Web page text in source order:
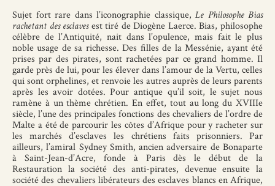
Sujet fort rare dans l’iconographie classique, Le Philosophe Bias
rachetant des esclavesest tiré de Diogène Laerce. Bias, philosophe
célèbre de l’Antiquité, nait dans l’opulence, mais fait le plus
noble usage de sa richesse. Des filles de la Messénie, ayant été
prises par des pirates, sont rachetées par ce grand homme. Il
garde près de lui, pour les élever dans l’amour de la Vertu, celles
qui sont orphelines, et renvoie les autres auprès de leurs parents
après les avoir dotées. Pour antique qu’il soit, le sujet nous
ramène à un thème chrétien. En effet, tout au long du XVIIIe
siècle, l’une des principales fonctions des chevaliers de l’ordre de
Malte a été de parcourir les côtes d’Afrique pour y racheter sur
les marchés d’esclaves les chrétiens faits prisonniers. Par
ailleurs, l’amiral Sydney Smith, ancien adversaire de Bonaparte
à Saint-Jean-d’Acre, fonde à Paris dès le début de la
Restauration la société des anti-pirates, devenue ensuite la
société des chevaliers libérateurs des esclaves blancs en Afrique,